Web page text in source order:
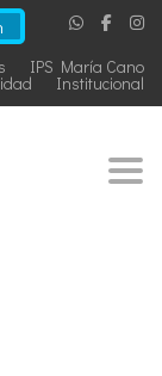
IPS María Cano
Institucional